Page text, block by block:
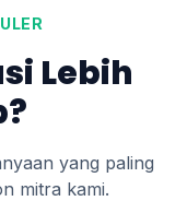
Lebih
yang paling
mitra kami.